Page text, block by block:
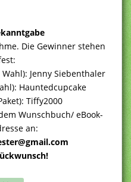
Die Gewinner stehen
Jenny Siebenthaler
Hauntedcupcake
Tiffy2000
Wunschbuch/ eBook-
an: